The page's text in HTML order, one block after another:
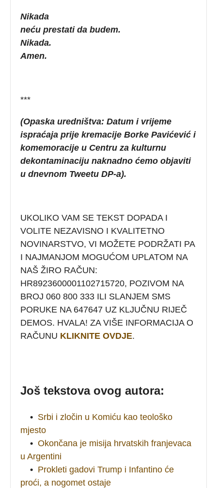
Nikada
neću prestati da budem.
Nikada.
Amen.
***
(Opaska uredništva: Datum i vrijeme
ispraćaja prije kremacije Borke Pavićević i
komemoracije u Centru za kulturnu
dekontaminaciju naknadno ćemo objaviti
u dnevnom Tweetu DP-a).
UKOLIKO VAM SE TEKST DOPADA I
VOLITE NEZAVISNO I KVALITETNO
NOVINARSTVO, VI MOŽETE PODRŽATI PA
I NAJMANJOM MOGUĆOM UPLATOM NA
NAŠ ŽIRO RAČUN:
HR8923600001102715720, POZIVOM NA
BROJ 060 800 333 ILI SLANJEM SMS
PORUKE NA 647647 UZ KLJUČNU RIJEČ
DEMOS. HVALA! ZA VIŠE INFORMACIJA O
RAČUNU KLIKNITE OVDJE.
Još tekstova ovog autora:
• Srbi i zločin u Komiću kao teološko
mjesto
• Okončana je misija hrvatskih franjevaca
u Argentini
• Prokleti gadovi Trump i Infantino će
proći, a nogomet ostaje